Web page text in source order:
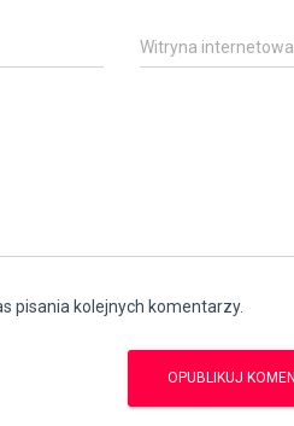
Witryna internetowa
pisania kolejnych komentarzy.